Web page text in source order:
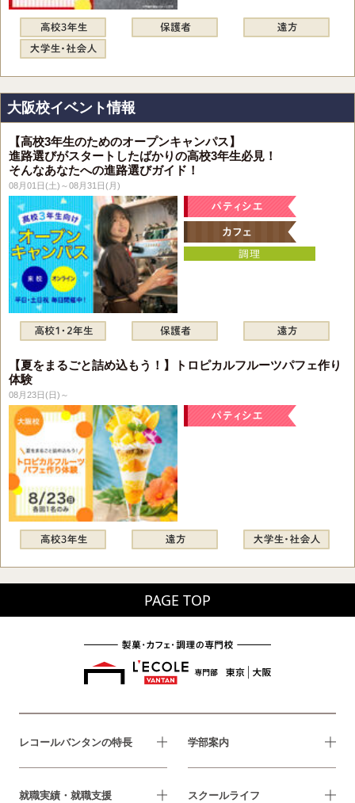
大阪校イベント情報
【高校3年生のためのオープンキャンパス】
進路選びがスタートしたばかりの高校3年生必見！
そんなあなたへの進路選びガイド！
08月01日(土)～08月31日(月)
【夏をまるごと詰め込もう！】トロピカルフルーツパフェ作り
体験
08月23日(日)～
PAGE TOP
レコールバンタンの特長 学部案内
就職実績・就職支援 スクールライフ